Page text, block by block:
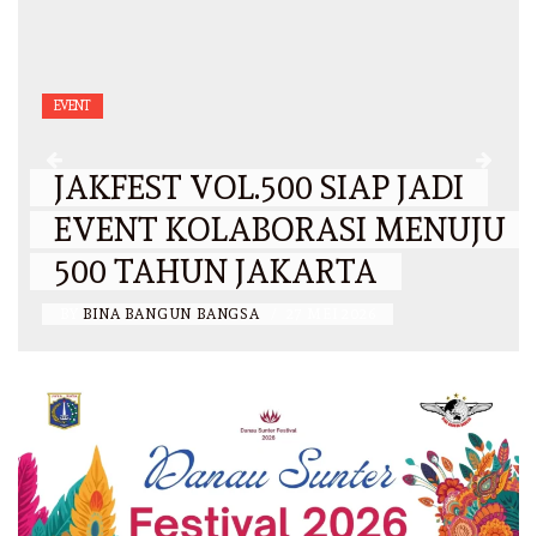
EVENT
JAKFEST VOL.500 SIAP JADI
EVENT KOLABORASI MENUJU
500 TAHUN JAKARTA
BINA BANGUN BANGSA